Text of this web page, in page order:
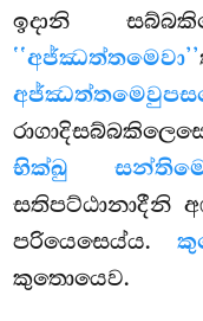
ඉදානි
‘‘අජ්ඣත්තමෙවා’’
භික්ඛු
සතිපට්ඨානාදීනි
පරියෙසෙය්ය.
කුතොයෙව.